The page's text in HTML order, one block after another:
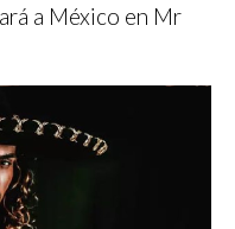
a México en Mr